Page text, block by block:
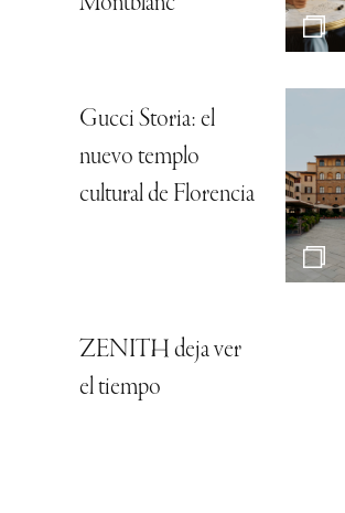
Gucci Storia: el
nuevo templo
cultural de Florencia
ZENITH deja ver
el tiempo